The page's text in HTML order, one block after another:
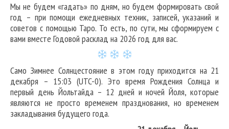
Мы не будем «гадать» по дням, но будем формировать свой
год – при помощи ежедневных техник, записей, указаний и
советов с помощью Таро. То есть, по сути, мы сформируем с
вами вместе Годовой расклад на 2026 год для вас.
Само Зимнее Солнцестояние в этом году приходится на 21
декабря – 15:03 (UTC-0). Это время Рождения Солнца и
первый день Йольтайда – 12 дней и ночей Йоля, которые
являются не просто временем празднования, но временем
закладывания будущего года.